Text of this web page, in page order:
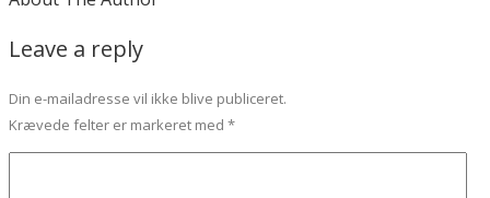
Leave a reply
Din e-mailadresse vil ikke blive publiceret.
Krævede felter er markeret med *